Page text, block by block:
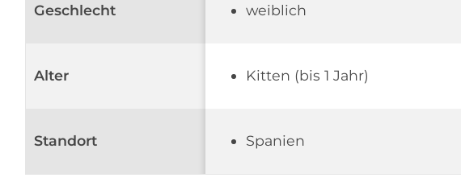
Geschlecht weiblich
Alter Kitten (bis 1 Jahr)
Standort Spanien